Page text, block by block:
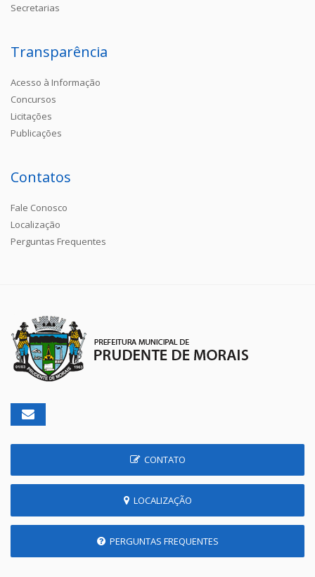
Secretarias
Transparência
Acesso à Informação
Concursos
Licitações
Publicações
Contatos
Fale Conosco
Localização
Perguntas Frequentes
CONTATO
LOCALIZAÇÃO
PERGUNTAS FREQUENTES